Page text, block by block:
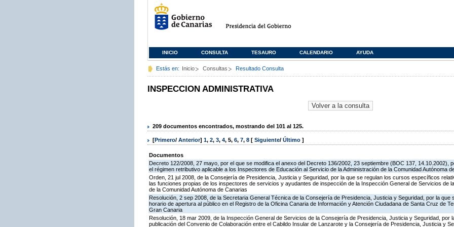
INICIO CONSULTA TESAURO CALENDARIO AYUDA
Estás en: Inicio Consultas Resultado Consulta
INSPECCION ADMINISTRATIVA
209 documentos encontrados, mostrando del 101 al 125.
[Primero/ Anterior] 1, 2, 3, 4, 5, 6, 7, 8 [ Siguiente/ Último ]
Documentos
Decreto 122/2008, 27 mayo, por el que se modifica el anexo del Decreto 136/2002, 23 septiembre (BOC 137, 14.10.2002),
el régimen retributivo aplicable a los Inspectores de Educación al Servicio de la Administración de la Comunidad Autónoma
Orden, 21 jul 2008, de la Consejería de Presidencia, Justicia y Seguridad, por la que se regulan los cursos específicos
las funciones propias de los inspectores de servicios y ayudantes de inspección de la Inspección General de Servicios de
de la Comunidad Autónoma de Canarias
Resolución, 2 sep 2008, de la Secretaria General Técnica de la Consejería de Presidencia, Justicia y Seguridad, por la que
horario de apertura al público en el Registro de la Oficina Canaria de Información y Atención Ciudadana de Santa Cruz de
Gran Canaria
Resolución, 18 mar 2009, de la Inspección General de Servicios de la Consejería de Presidencia, Justicia y Seguridad, por
publicación del Convenio de Colaboración entre el Cabildo Insular de Lanzarote y la Consejería de Presidencia, Justicia y